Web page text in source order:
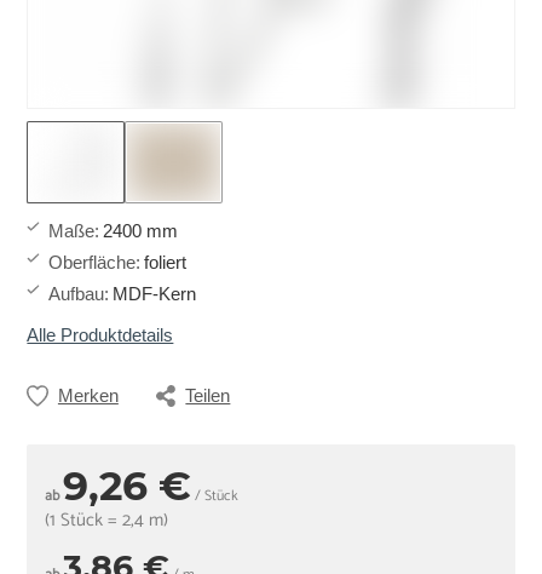
Maße: 2400 mm
Oberfläche: foliert
Aufbau: MDF-Kern
Alle Produktdetails
Merken Teilen
ab9,26 € / Stück
(1 Stück = 2,4 m)